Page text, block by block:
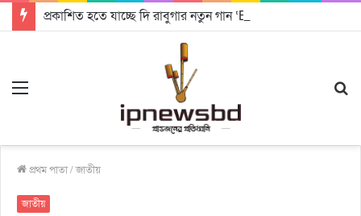
প্রকাশিত হতে যাচ্ছে দি রাবুগার নতুন গান ‘Baljanggi’
প্রথম পাতা/জাতীয়
জাতীয়